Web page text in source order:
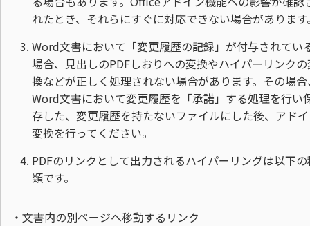
れたとき、それらにすぐに対応できない場合があります
Word文書において「変更履歴の記録」が付与されてい
場合、見出しのPDFしおりへの変換やハイパーリンク
換などが正しく処理されない場合があります。その場
Word文書において変更履歴を「承諾」する処理を行い
存した、変更履歴を持たないファイルにした後、アド
変換を行ってください。
PDFのリンクとして出力されるハイパーリングは以下
類です。
・文書内の別ページへ移動するリンク